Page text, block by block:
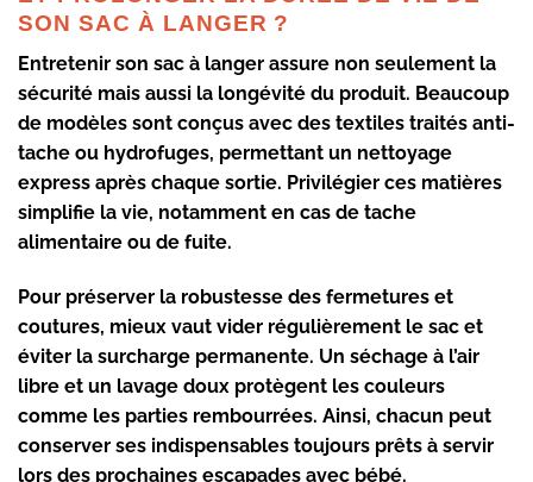
SON SAC À LANGER ?
Entretenir son sac à langer assure non seulement la
sécurité mais aussi la longévité du produit. Beaucoup
de modèles sont conçus avec des textiles traités anti-
tache ou hydrofuges, permettant un nettoyage
express après chaque sortie. Privilégier ces matières
simplifie la vie, notamment en cas de tache
alimentaire ou de fuite.
Pour préserver la robustesse des fermetures et
coutures, mieux vaut vider régulièrement le sac et
éviter la surcharge permanente. Un séchage à l’air
libre et un lavage doux protègent les couleurs
comme les parties rembourrées. Ainsi, chacun peut
conserver ses indispensables toujours prêts à servir
lors des prochaines escapades avec bébé.